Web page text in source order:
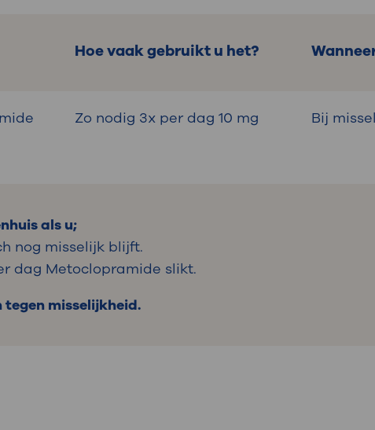
Hoe vaak gebruikt u het?
Zo nodig 3x per dag 10 mg Bij
als u;
nog misselijk blijft.
dag Metoclopramide slikt.
misselijkheid.